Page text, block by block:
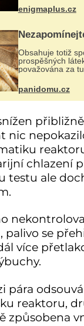
prohání se po
enigmaplus.cz
Obsahuje totiž
prospěšných
považována za
superpotravinu.
vitaminů V
B1, B2, B3, B6,
E a
panidomu.cz
nic
chlazení
testu ale
palivo se
více
pára
reaktoru,
způsobena